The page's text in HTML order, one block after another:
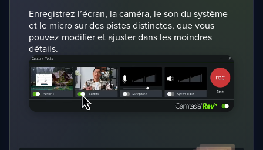
Enregistrez l’écran, la caméra, le son du système
et le micro sur des pistes distinctes, que vous
pouvez modifier et ajuster dans les moindres
détails.